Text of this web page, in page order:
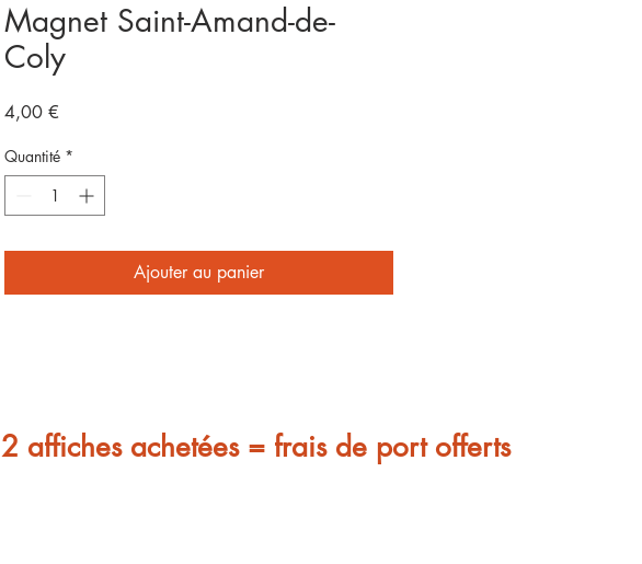
Magnet Saint-Amand-de-
Coly
4,00 €
Quantité *
Ajouter au panier
2 affiches achetées = frais de port offerts